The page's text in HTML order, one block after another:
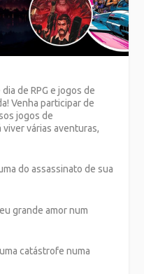
de RPG e jogos de
Venha participar de
jogos de
várias aventuras,
do assassinato de sua
grande amor num
catástrofe numa